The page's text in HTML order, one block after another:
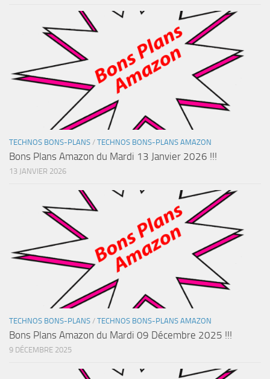
TECHNOS BONS-PLANS / TECHNOS BONS-PLANS AMAZON
Bons Plans Amazon du Mardi 13 Janvier 2026 !!!
13 JANVIER 2026
TECHNOS BONS-PLANS / TECHNOS BONS-PLANS AMAZON
Bons Plans Amazon du Mardi 09 Décembre 2025 !!!
9 DÉCEMBRE 2025